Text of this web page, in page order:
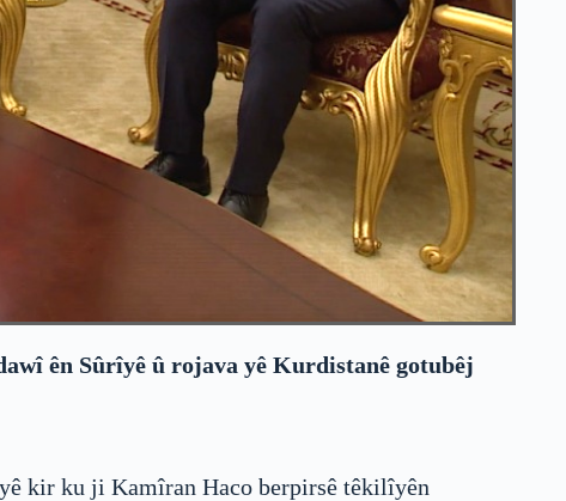
ên Sûrîyê û rojava yê Kurdistanê gotubêj
kir ku ji Kamîran Haco berpirsê têkilîyên